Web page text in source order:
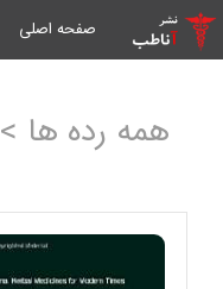
صفحه اصلی
همه رده ها > Complementary Medicine